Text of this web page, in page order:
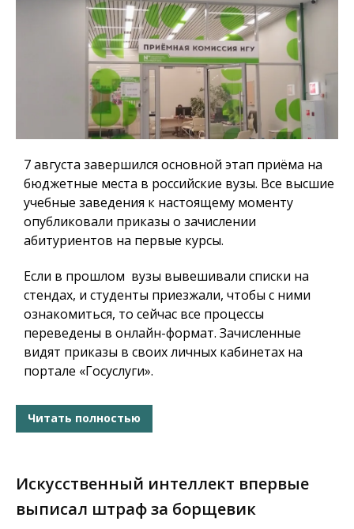
7 августа завершился основной этап приёма на
бюджетные места в российские вузы. Все высшие
учебные заведения к настоящему моменту
опубликовали приказы о зачислении
абитуриентов на первые курсы.
Если в прошлом вузы вывешивали списки на
стендах, и студенты приезжали, чтобы с ними
ознакомиться, то сейчас все процессы
переведены в онлайн-формат. Зачисленные
видят приказы в своих личных кабинетах на
портале «Госуслуги».
Читать полностью
Искусственный интеллект впервые
выписал штраф за борщевик